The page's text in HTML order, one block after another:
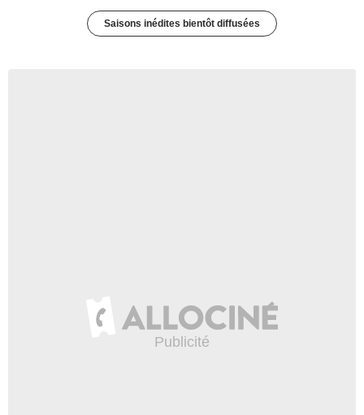
Saisons inédites bientôt diffusées